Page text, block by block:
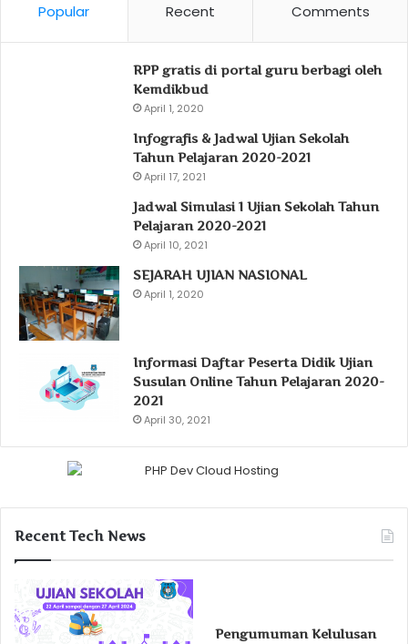
Popular Recent Comments
RPP gratis di portal guru berbagi oleh
Kemdikbud
April 1, 2020
Infografis & Jadwal Ujian Sekolah
Tahun Pelajaran 2020-2021
April 17, 2021
Jadwal Simulasi 1 Ujian Sekolah Tahun
Pelajaran 2020-2021
April 10, 2021
SEJARAH UJIAN NASIONAL
April 1, 2020
Informasi Daftar Peserta Didik Ujian
Susulan Online Tahun Pelajaran 2020-
2021
April 30, 2021
Recent Tech News
Pengumuman Kelulusan